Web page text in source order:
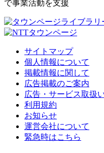
で事業活動を支援
サイトマップ
個人情報について
掲載情報に関して
広告掲載のご案内
広告・サービス取扱
利用規約
お知らせ
運営会社について
緊急時はこちら